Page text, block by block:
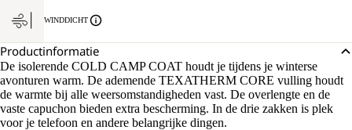
WINDDICHT
Productinformatie
De isolerende COLD CAMP COAT houdt je tijdens je winterse
avonturen warm. De ademende TEXATHERM CORE vulling houdt
de warmte bij alle weersomstandigheden vast. De overlengte en de
vaste capuchon bieden extra bescherming. In de drie zakken is plek
voor je telefoon en andere belangrijke dingen.